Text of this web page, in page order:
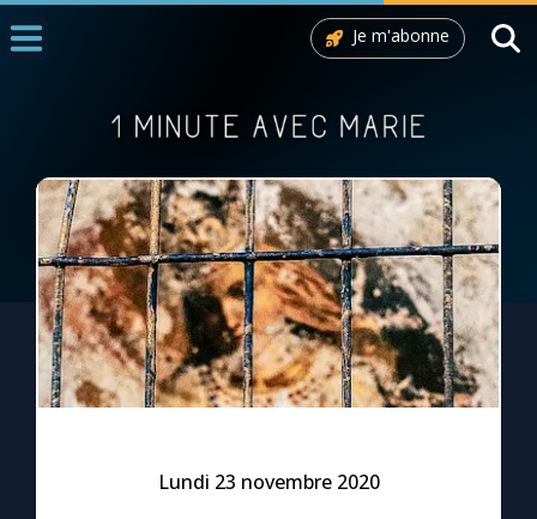
1000 Raisons de Croire
L'actualité de la semaine
La chaîne Youtube
Je m'abonne
Lundi 23 novembre 2020